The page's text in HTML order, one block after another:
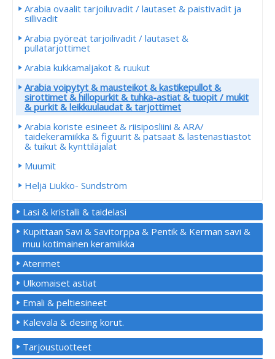
Arabia ovaalit tarjoiluvadit / lautaset & paistivadit ja
sillivadit
Arabia pyöreät tarjoilivadit / lautaset &
pullatarjottimet
Arabia kukkamaljakot & ruukut
Arabia voipytyt & mausteikot & kastikepullot &
sirottimet & hillopurkit & tuhka-astiat & tuopit / mukit
& purkit & leikkuulaudat & tarjottimet
Arabia koriste esineet & riisiposliini & ARA/
taidekeramiikka & figuurit & patsaat & lastenastiastot
& tuikut & kynttiläjalat
Muumit
Heljä Liukko- Sundström
Lasi & kristalli & taidelasi
Kupittaan Savi & Savitorppa & Pentik & Kerman savi &
muu kotimainen keramiikka
Aterimet
Ulkomaiset astiat
Emali & peltiesineet
Kalevala & desing korut.
Tarjoustuotteet